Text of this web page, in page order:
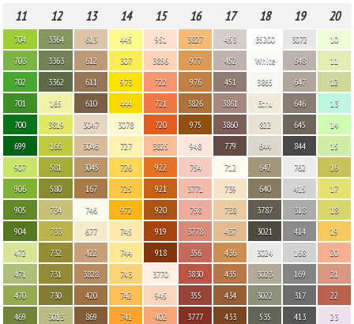
11 12 13 14 15 16 17 18 19 20
704
703
702
701
700
699
907
906
905
904
472
471
470
469
3364
3363
3362
165
3819
166
581
580
734
733
732
731
730
3013
613
612
611
610
3047
3046
3045
167
746
677
422
3828
420
869
445
307
973
444
3078
727
726
725
972
745
744
743
742
741
951
3856
722
721
720
3825
922
921
920
919
918
3770
945
402
3827
977
976
3826
975
948
754
3771
758
3778
356
3830
355
3777
453
452
451
3861
3860
779
712
739
738
437
436
435
434
433
B5200
White
3865
Ecru
822
644
642
640
3787
3021
3024
3023
3022
535
3072
648
647
646
645
844
762
415
318
414
168
169
317
413
10
11
12
13
14
15
16
17
18
19
20
21
22
23